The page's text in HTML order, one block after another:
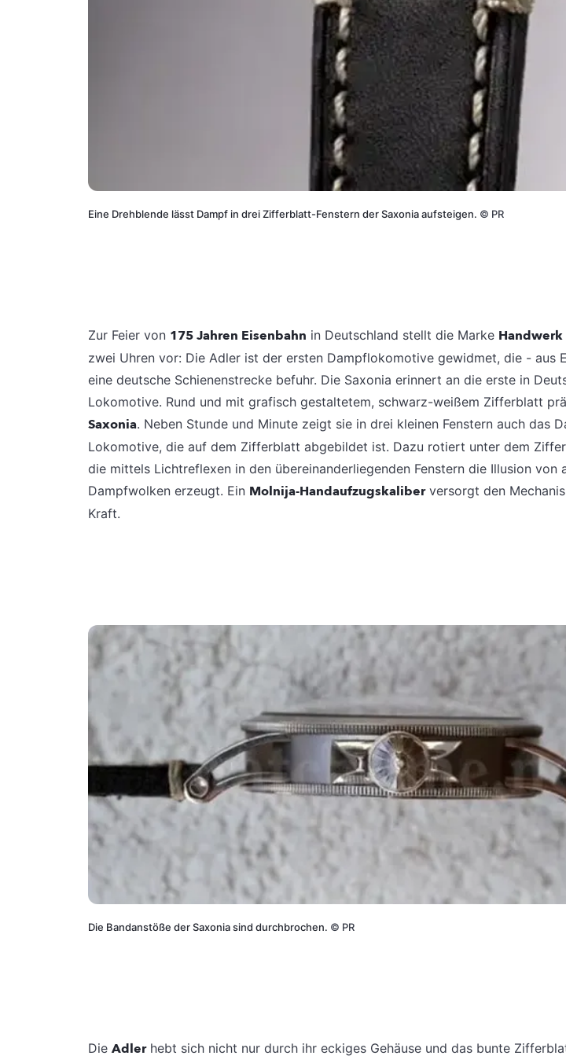
Eine Drehblende lässt Dampf in drei Zifferblatt-Fenstern der Saxonia aufsteigen. © PR
Zur Feier von 175 Jahren Eisenbahn in Deutschland stellt die Marke Handwerk
zwei Uhren vor: Die Adler ist der ersten Dampflokomotive gewidmet, die - aus
eine deutsche Schienenstrecke befuhr. Die Saxonia erinnert an die erste in
Lokomotive. Rund und mit grafisch gestaltetem, schwarz-weißem Zifferblatt
Saxonia. Neben Stunde und Minute zeigt sie in drei kleinen Fenstern auch das
Lokomotive, die auf dem Zifferblatt abgebildet ist. Dazu rotiert unter dem
die mittels Lichtreflexen in den übereinanderliegenden Fenstern die Illusion von
Dampfwolken erzeugt. Ein Molnija-Handaufzugskaliberversorgt den
Kraft.
Die Bandanstöße der Saxonia sind durchbrochen. © PR
Die Adlerhebt sich nicht nur durch ihr eckiges Gehäuse und das bunte